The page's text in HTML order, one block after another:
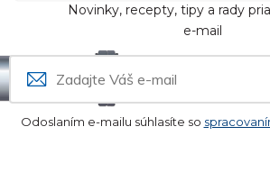
Novinky, recepty, tipy a rady
e-mail
Odoslaním e-mailu súhlasíte so